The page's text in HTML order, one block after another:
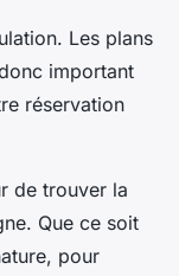
Les plans
important
réservation
de trouver la
Que ce soit
pour